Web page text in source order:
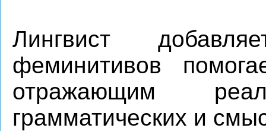
Лингвист
феминитивов
отражающим
грамматических и